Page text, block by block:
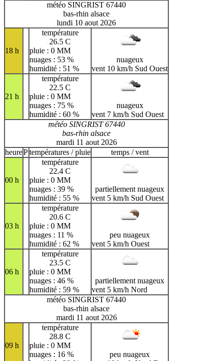
météo SINGRIST 67440
bas-rhin alsace
lundi 10 aout 2026
18 h
température
26.5 C
pluie : 0 MM
nuages : 53 %
humidité : 51 %
nuageux
vent 10 km/h Sud Ouest
21 h
température
22.5 C
pluie : 0 MM
nuages : 75 %
humidité : 60 %
nuageux
vent 7 km/h Sud Ouest
météo SINGRIST 67440
bas-rhin alsace
mardi 11 aout 2026
heurePtempératures / pluie temps / vent
00 h
température
22.4 C
pluie : 0 MM
nuages : 39 %
humidité : 55 %
partiellement nuageux
vent 5 km/h Sud Ouest
03 h
température
20.6 C
pluie : 0 MM
nuages : 11 %
humidité : 62 %
peu nuageux
vent 5 km/h Ouest
06 h
température
23.5 C
pluie : 0 MM
nuages : 46 %
humidité : 59 %
partiellement nuageux
vent 5 km/h Nord
météo SINGRIST 67440
bas-rhin alsace
mardi 11 aout 2026
09 h
température
28.8 C
pluie : 0 MM
nuages : 16 %
peu nuageux